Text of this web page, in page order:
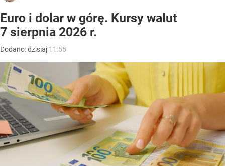
Euro i dolar w górę. Kursy walut
7 sierpnia 2026 r.
Dodano:dzisiaj 11:55